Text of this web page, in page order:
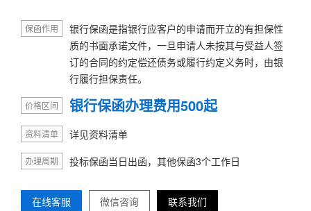
保函作用
银行保函是指银行应客户的申请而开立的有担保性
质的书面承诺文件，一旦申请人未按其与受益人签
订的合同的约定偿还债务或履行约定义务时，由银
行履行担保责任。
价格区间 银行保函办理费用500起
资料清单 详见资料清单
办理周期 投标保函当日出函，其他保函3个工作日
在线客服 微信咨询 联系我们